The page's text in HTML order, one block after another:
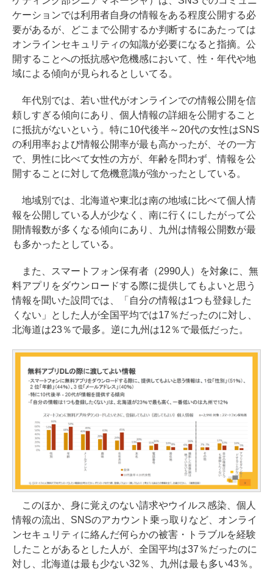
ケーションでは利用者自身の情報をある程度公開する必
要があるが、どこまで公開するか判断するにあたっては
オンラインセキュリティの知識が必要になると指摘。公
開することへの抵抗感や危機感において、性・年代や地
域による傾向が見られるとしいてる。
年代別では、若い世代がオンラインでの情報公開を信
頼しすぎる傾向にあり、個人情報の詳細を公開すること
に抵抗がないという。特に10代後半～20代の女性はSNS
の利用率および情報公開率が最も高かったが、その一方
で、男性に比べて女性の方が、年齢を問わず、情報を公
開することに対して危機意識が強かったとしている。
地域別では、北海道や東北は南の地域に比べて個人情
報を公開している人が少なく、南に行くにしたがって公
開情報数が多くなる傾向にあり、九州は情報公開数が最
も多かったとしている。
また、スマートフォン保有者（2990人）を対象に、無
料アプリをダウンロードする際に提供してもよいと思う
情報を聞いた設問では、「自分の情報は1つも登録した
くない」とした人が全国平均では17％だったのに対し、
北海道は23％で最多。逆に九州は12％で最低だった。
このほか、身に覚えのない請求やウイルス感染、個人
情報の流出、SNSのアカウント乗っ取りなど、オンライ
ンセキュリティに絡んだ何らかの被害・トラブルを経験
したことがあるとした人が、全国平均は37％だったのに
対し、北海道は最も少ない32％、九州は最も多い43％。